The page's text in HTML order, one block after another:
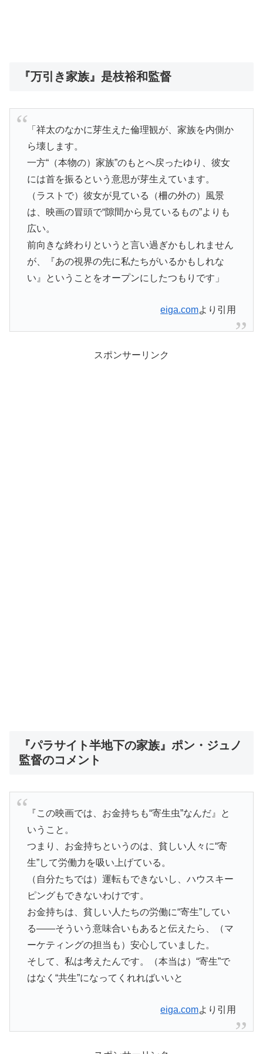
『万引き家族』是枝裕和監督
「祥太のなかに芽生えた倫理観が、家族を内側か
ら壊します。
一方“（本物の）家族”のもとへ戻ったゆり、彼女
には首を振るという意思が芽生えています。
（ラストで）彼女が見ている（柵の外の）風景
は、映画の冒頭で“隙間から見ているもの”よりも
広い。
前向きな終わりというと言い過ぎかもしれません
が、『あの視界の先に私たちがいるかもしれな
い』ということをオープンにしたつもりです」
eiga.comより引用
スポンサーリンク
『パラサイト半地下の家族』ポン・ジュノ
監督のコメント
『この映画では、お金持ちも“寄生虫”なんだ』と
いうこと。
つまり、お金持ちというのは、貧しい人々に“寄
生”して労働力を吸い上げている。
（自分たちでは）運転もできないし、ハウスキー
ピングもできないわけです。
お金持ちは、貧しい人たちの労働に“寄生”してい
る――そういう意味合いもあると伝えたら、（マ
ーケティングの担当も）安心していました。
そして、私は考えたんです。（本当は）“寄生”で
はなく“共生”になってくれればいいと
eiga.comより引用